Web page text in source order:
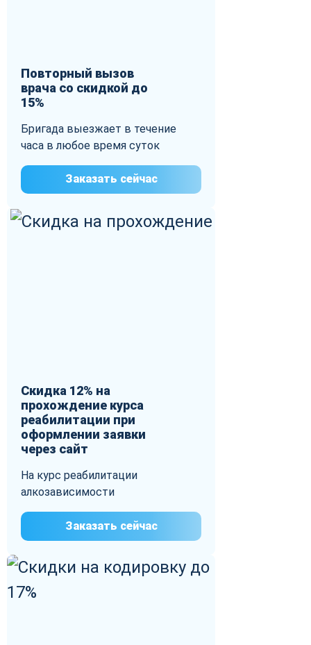
Повторный вызов
врача со скидкой до
15%
Бригада выезжает в течение
часа в любое время суток
Заказать сейчас
Скидка 12% на
прохождение курса
реабилитации при
оформлении заявки
через сайт
На курс реабилитации
алкозависимости
Заказать сейчас